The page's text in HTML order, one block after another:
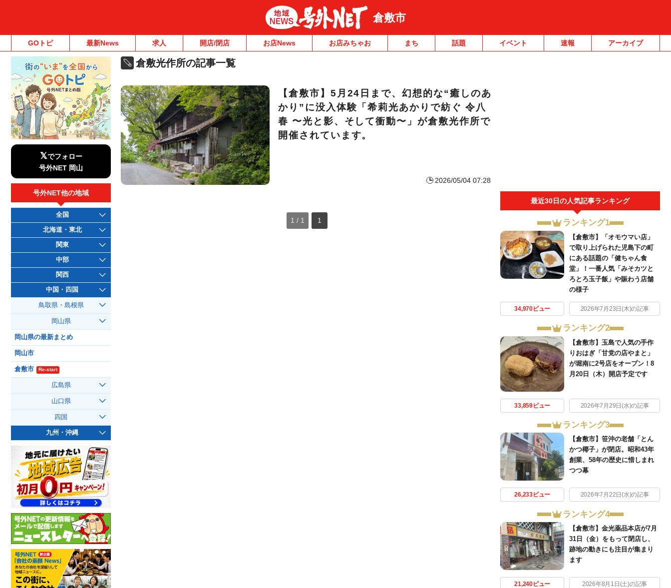
倉敷市
GOトピ 最新News 求人 開店/閉店 お店News お店みちゃお まち 話題 イベント 速報 アーカイブ
倉敷光作所の記事一覧
【倉敷市】5月24日まで、幻想的な“癒しのあ
かり”に没入体験「希莉光あかりで紡ぐ 令八
春 〜光と影、そして衝動〜」が倉敷光作所で
開催されています。
2026/05/04 07:28
1 / 1 1
最近30日の人気記事ランキング
ランキング1
【倉敷市】「オモウマい店」
で取り上げられた児島下の町
にある話題の「健ちゃん食
堂」！一番人気「みそカツと
ろとろ玉子飯」や賑わう店舗
の様子
34,970ビュー 2026年7月23日(木)の記事
ランキング2
【倉敷市】玉島で人気の手作
りおはぎ「甘党の店やまと」
が堀南に2号店をオープン！8
月20日（木）開店予定です
33,859ビュー 2026年7月29日(水)の記事
ランキング3
【倉敷市】笹沖の老舗「とん
かつ椰子」が閉店。昭和43年
創業、58年の歴史に惜しまれ
つつ幕
26,233ビュー 2026年7月22日(水)の記事
ランキング4
【倉敷市】金光薬品本店が7月
31日（金）をもって閉店し、
跡地の動きにも注目が集まり
ます
21,240ビュー 2026年8月1日(土)の記事
𝕏でフォロー
号外NET 岡山
号外NET他の地域
全国
北海道・東北
関東
中部
関西
中国・四国
鳥取県・島根県
岡山県
岡山県の最新まとめ
岡山市
倉敷市 Re-start
広島県
山口県
四国
九州・沖縄